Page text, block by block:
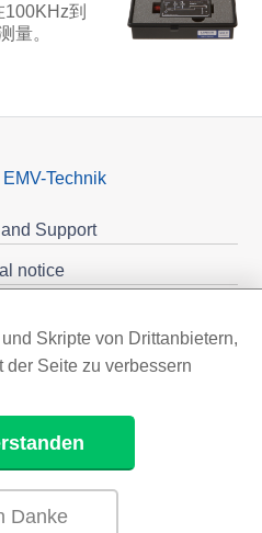
到
量。
Technik
Support
notice
Skripte von Drittanbietern,
der Seite zu verbessern
Danke